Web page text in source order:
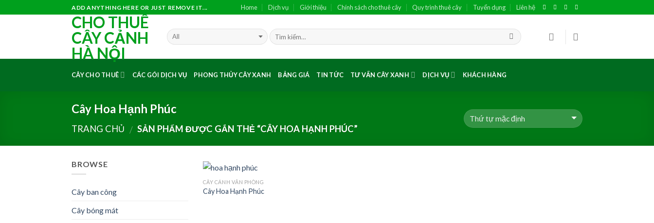
ADD ANYTHING HERE OR JUST REMOVE IT... Home Dịch vụ Giới thiệu Chính sách cho thuê cây Quy trình thuê cây Tuyển dụng Liên hệ
CHO THUÊ
CÂY CẢNH
HÀ NỘI
CÂY CHO THUÊ CÁC GÓI DỊCH VỤ PHONG THỦY CÂY XANH BẢNG GIÁ TIN TỨC TƯ VẤN CÂY XANH DỊCH VỤ KHÁCH HÀNG
Cây Hoa Hạnh Phúc
TRANG CHỦ / SẢN PHẨM ĐƯỢC GẮN THẺ “CÂY HOA HẠNH PHÚC”
BROWSE
Cây ban công
Cây bóng mát
Wishlist
CÂY CẢNH VĂN PHÒNG
Cây Hoa Hạnh Phúc